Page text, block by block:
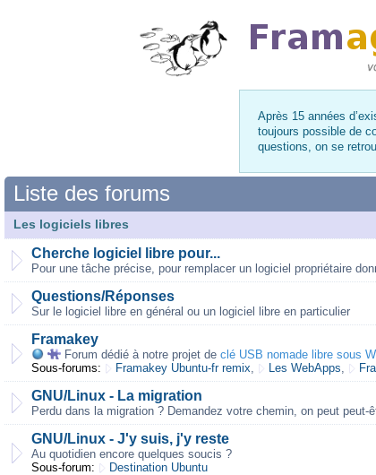
Après 15 années
toujours possible de
questions, on se
Liste des forums
Les logiciels libres
Cherche logiciel libre pour...
Pour une tâche précise, pour remplacer un logiciel propriétaire
Questions/Réponses
Sur le logiciel libre en général ou un logiciel libre en particulier
Framakey
Forum dédié à notre projet de clé USB nomade libre sous
Sous-forums:
Framakey Ubuntu-fr remix, Les WebApps,
GNU/Linux - La migration
Perdu dans la migration ? Demandez votre chemin, on peut peut-
GNU/Linux - J'y suis, j'y reste
Au quotidien encore quelques soucis ?
Sous-forum:
Destination Ubuntu